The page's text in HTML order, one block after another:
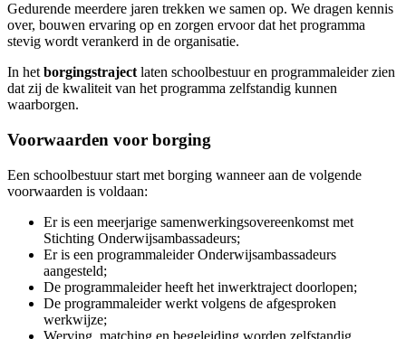
Gedurende meerdere jaren trekken we samen op. We dragen kennis
over, bouwen ervaring op en zorgen ervoor dat het programma
stevig wordt verankerd in de organisatie.
In het borgingstraject laten schoolbestuur en programmaleider zien
dat zij de kwaliteit van het programma zelfstandig kunnen
waarborgen.
Voorwaarden voor borging
Een schoolbestuur start met borging wanneer aan de volgende
voorwaarden is voldaan:
Er is een meerjarige samenwerkingsovereenkomst met
Stichting Onderwijsambassadeurs;
Er is een programmaleider Onderwijsambassadeurs
aangesteld;
De programmaleider heeft het inwerktraject doorlopen;
De programmaleider werkt volgens de afgesproken
werkwijze;
Werving, matching en begeleiding worden zelfstandig